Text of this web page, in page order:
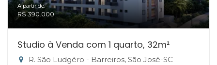
A partir de:
R$ 390.000
Studio à Venda com 1 quarto, 32m²
R. São Ludgéro - Barreiros, São José-SC